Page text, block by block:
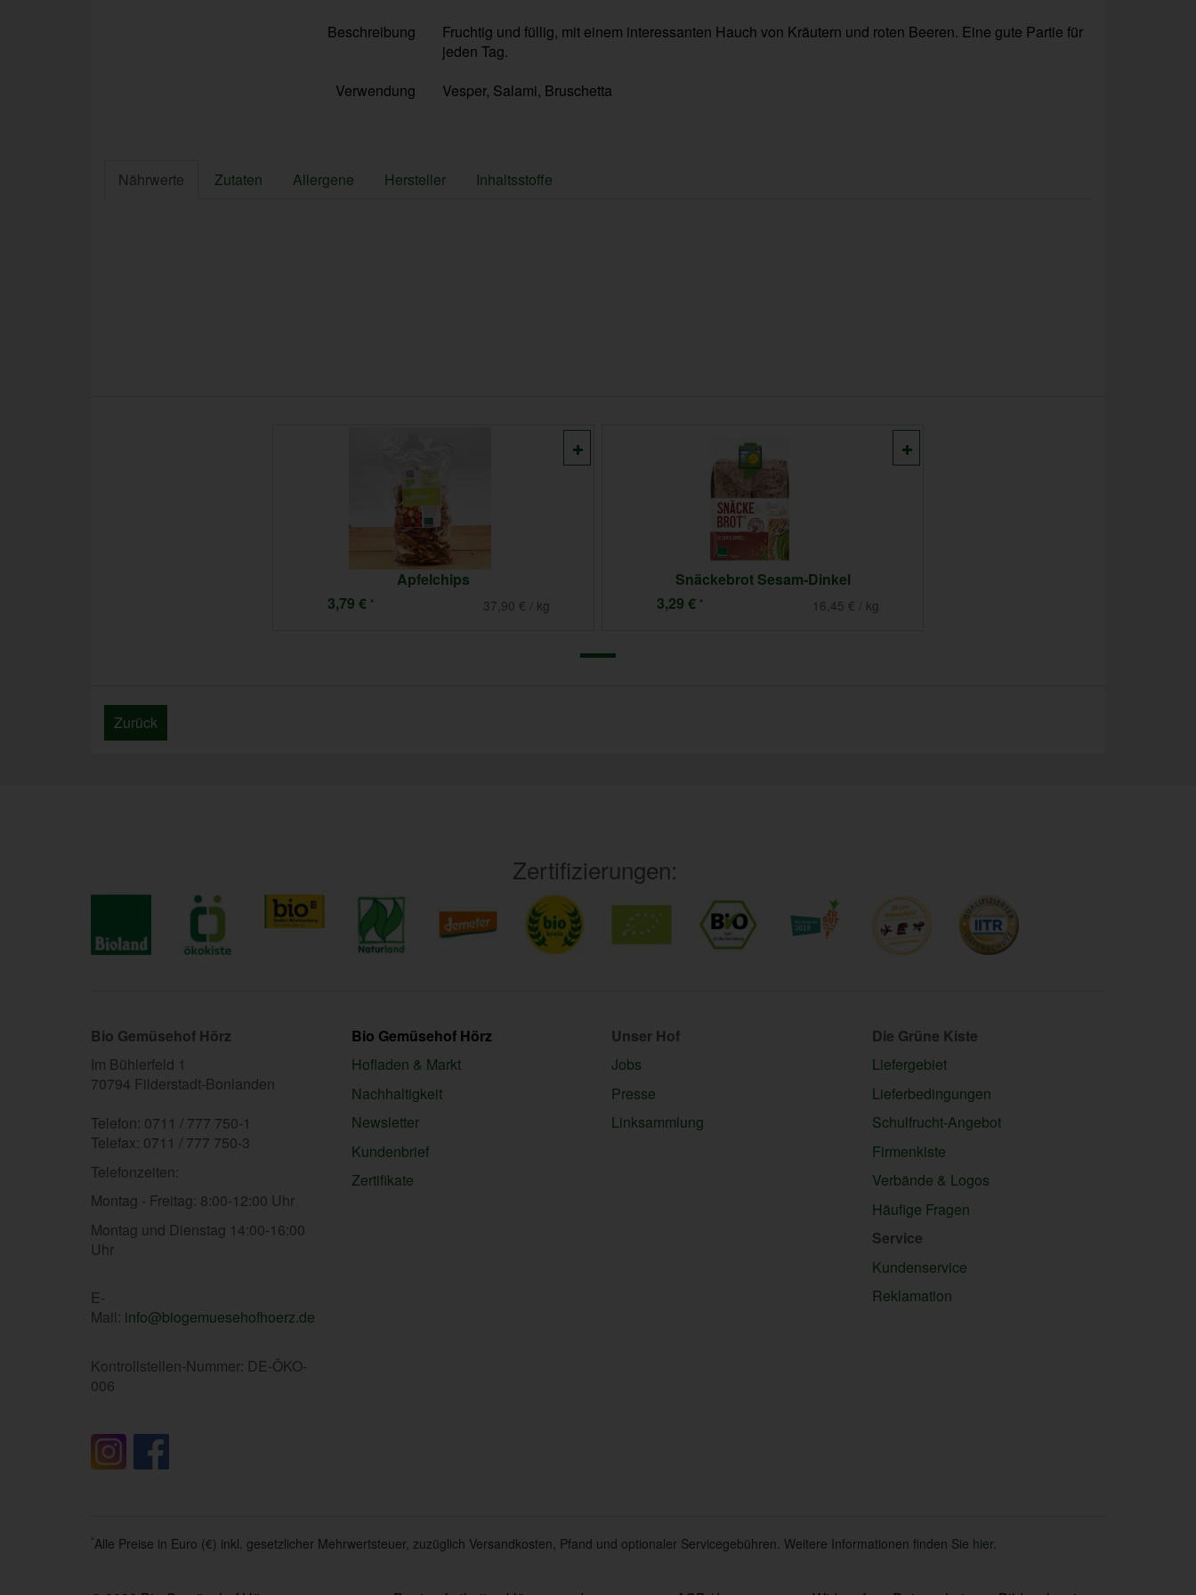
Beschreibung
Fruchtig und füllig, mit einem interessanten Hauch von Kräutern und roten Beeren. Eine gute Partie für
jeden Tag.
Verwendung
Vesper, Salami, Bruschetta
Nährwerte Zutaten Allergene Hersteller Inhaltsstoffe
Apfelchips
3,79 € * 37,90 € / kg
Snäckebrot Sesam-Dinkel
3,29 € * 16,45 € / kg
Zurück
Zertifizierungen:
Bio Gemüsehof Hörz
Im Bühlerfeld 1
70794 Filderstadt-Bonlanden
Telefon: 0711 / 777 750-1
Telefax: 0711 / 777 750-3
Telefonzeiten:
Montag - Freitag: 8:00-12:00 Uhr
Montag und Dienstag 14:00-16:00
Uhr
E-
Mail: info@biogemuesehofhoerz.de
Kontrollstellen-Nummer: DE-ÖKO-
006
Bio Gemüsehof Hörz
Hofladen & Markt
Nachhaltigkeit
Newsletter
Kundenbrief
Zertifikate
Unser Hof
Jobs
Presse
Linksammlung
Die Grüne Kiste
Liefergebiet
Lieferbedingungen
Schulfrucht-Angebot
Firmenkiste
Verbände & Logos
Häufige Fragen
Service
Kundenservice
Reklamation
*Alle Preise in Euro (€) inkl. gesetzlicher Mehrwertsteuer, zuzüglich Versandkosten, Pfand und optionaler Servicegebühren. Weitere Informationen finden Sie hier.